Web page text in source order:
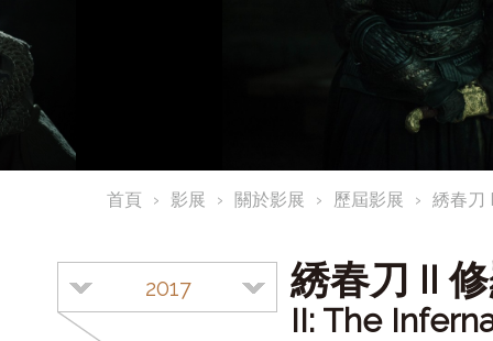
首頁 影展 關於影展 歷屆影展 綉春刀
2017 綉春刀 II
II: The